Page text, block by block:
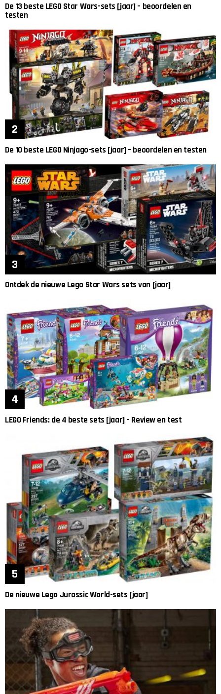
De 13 beste LEGO Star Wars-sets [jaar] – beoordelen en
testen
De 10 beste LEGO Ninjago-sets [jaar] – beoordelen en testen
Ontdek de nieuwe Lego Star Wars sets van [jaar]
LEGO Friends: de 4 beste sets [jaar] – Review en test
De nieuwe Lego Jurassic World-sets [jaar]